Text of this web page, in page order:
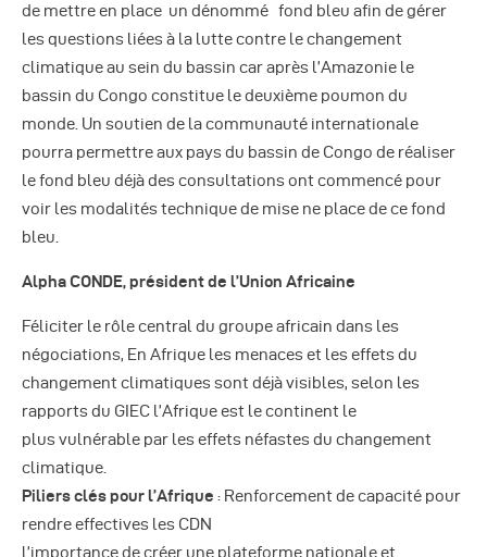
de mettre en place un dénommé fond bleu afin de gérer
les questions liées à la lutte contre le changement
climatique au sein du bassin car après l’Amazonie le
bassin du Congo constitue le deuxième poumon du
monde. Un soutien de la communauté internationale
pourra permettre aux pays du bassin de Congo de réaliser
le fond bleu déjà des consultations ont commencé pour
voir les modalités technique de mise ne place de ce fond
bleu.
Alpha CONDE, président de l’Union Africaine
Féliciter le rôle central du groupe africain dans les
négociations, En Afrique les menaces et les effets du
changement climatiques sont déjà visibles, selon les
rapports du GIEC l’Afrique est le continent le
plus vulnérable par les effets néfastes du changement
climatique.
Piliers clés pour l’Afrique : Renforcement de capacité pour
rendre effectives les CDN
l’importance de créer une plateforme nationale et